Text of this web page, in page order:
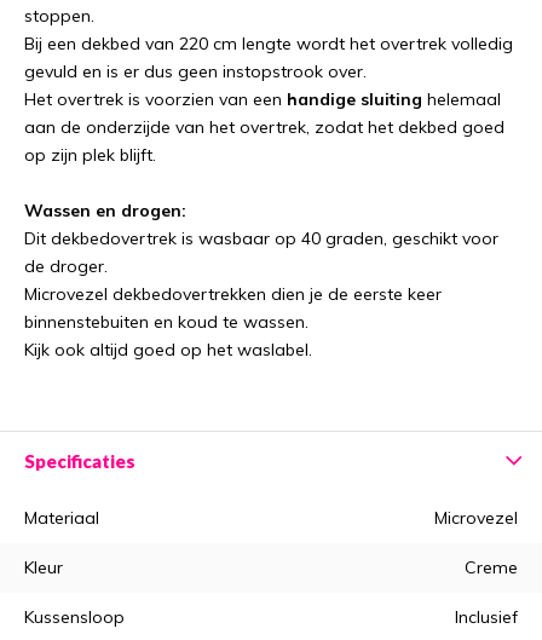
stoppen.
Bij een dekbed van 220 cm lengte wordt het overtrek volledig
gevuld en is er dus geen instopstrook over.
Het overtrek is voorzien van een handige sluiting helemaal
aan de onderzijde van het overtrek, zodat het dekbed goed
op zijn plek blijft.
Wassen en drogen:
Dit dekbedovertrek is wasbaar op 40 graden, geschikt voor
de droger.
Microvezel dekbedovertrekken dien je de eerste keer
binnenstebuiten en koud te wassen.
Kijk ook altijd goed op het waslabel.
Specificaties
Materiaal Microvezel
Kleur Creme
Kussensloop Inclusief